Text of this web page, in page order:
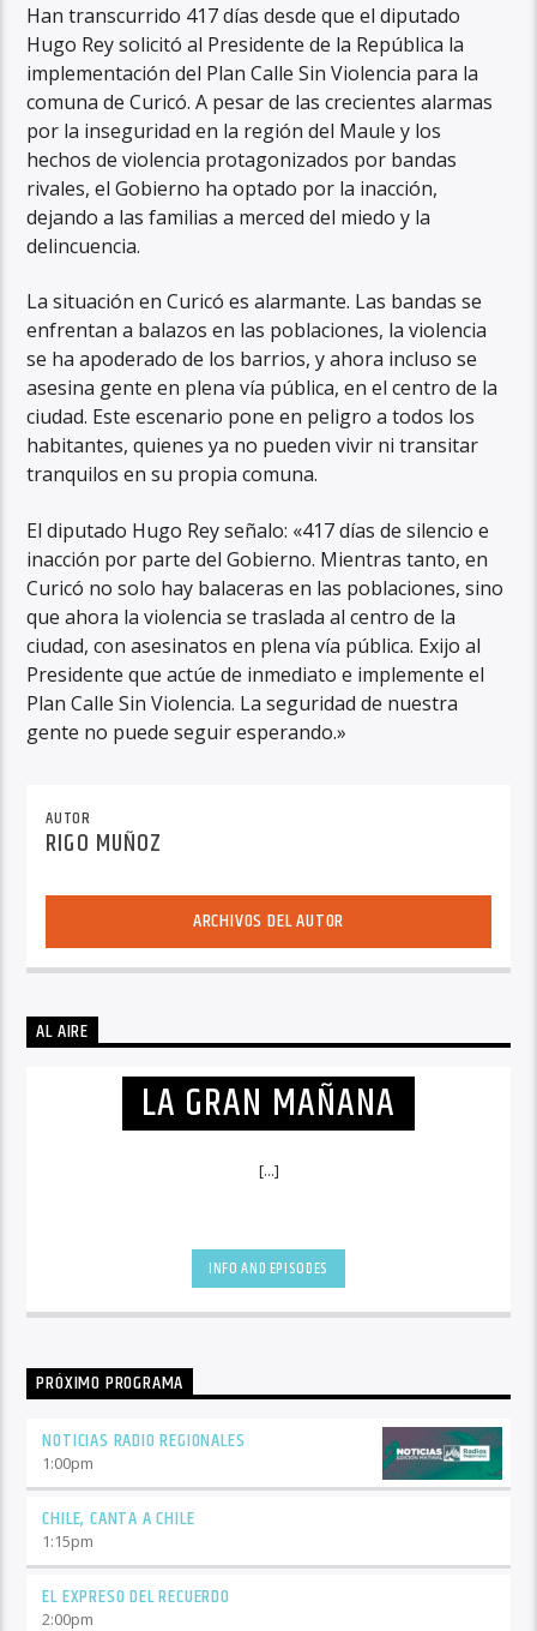
Han transcurrido 417 días desde que el diputado
Hugo Rey solicitó al Presidente de la República la
implementación del Plan Calle Sin Violencia para la
comuna de Curicó. A pesar de las crecientes alarmas
por la inseguridad en la región del Maule y los
hechos de violencia protagonizados por bandas
rivales, el Gobierno ha optado por la inacción,
dejando a las familias a merced del miedo y la
delincuencia.
La situación en Curicó es alarmante. Las bandas se
enfrentan a balazos en las poblaciones, la violencia
se ha apoderado de los barrios, y ahora incluso se
asesina gente en plena vía pública, en el centro de la
ciudad. Este escenario pone en peligro a todos los
habitantes, quienes ya no pueden vivir ni transitar
tranquilos en su propia comuna.
El diputado Hugo Rey señalo: «417 días de silencio e
inacción por parte del Gobierno. Mientras tanto, en
Curicó no solo hay balaceras en las poblaciones, sino
que ahora la violencia se traslada al centro de la
ciudad, con asesinatos en plena vía pública. Exijo al
Presidente que actúe de inmediato e implemente el
Plan Calle Sin Violencia. La seguridad de nuestra
gente no puede seguir esperando.»
AUTOR
RIGO MUÑOZ
ARCHIVOS DEL AUTOR
AL AIRE
LA GRAN MAÑANA
[...]
INFO AND EPISODES
PRÓXIMO PROGRAMA
NOTICIAS RADIO REGIONALES
1:00pm
CHILE, CANTA A CHILE
1:15pm
EL EXPRESO DEL RECUERDO
2:00pm